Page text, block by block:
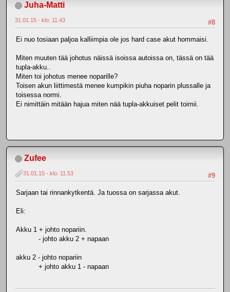
Juha-Matti
#8
31.01.15 - klo: 11.43
Ei nuo tosiaan paljoa kalliimpia ole jos hard case akut hommaisi.
Miten muuten tää johotus näissä isoissa autoissa on, tässä on tää
tupla-akku..
Miten toi johotus menee noparille?
Toisen akun liittimestä menee kumpikin piuha noparin plussalle ja
toisessa normi.
Ei nimittäin mitään hajua miten nää tupla-akkuiset pelit toimii.
Zufee
#9
31.01.15 - klo: 11.53
Sarjaan tai rinnankytkentä. Ja tuossa on sarjassa akut.
Eli:
Akku 1 + johto nopariin.
- johto akku 2 + napaan
akku 2 - johto nopariin
+ johto akku 1 - napaan